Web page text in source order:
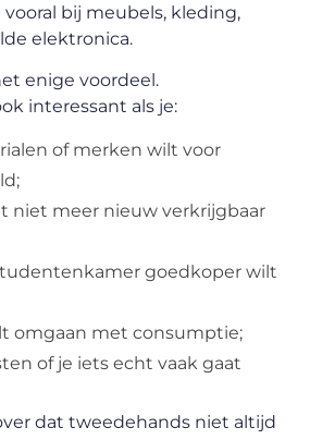
bij meubels, kleding,
elektronica.
enige voordeel.
interessant als je:
of merken wilt voor
niet meer nieuw verkrijgbaar
goedkoper wilt
omgaan met consumptie;
of je iets echt vaak gaat
dat tweedehands niet altijd